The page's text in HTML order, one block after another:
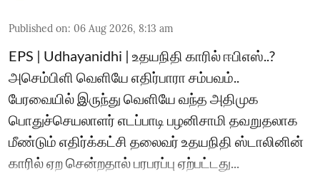
Published on: 06 Aug 2026, 8:13 am
EPS | Udhayanidhi | உதயநிதி காரில் ஈபிஎஸ்..?
அசெம்பிளி வெளியே எதிர்பாரா சம்பவம்..
பேரவையில் இருந்து வெளியே வந்த அதிமுக
பொதுச்செயலாளர் எடப்பாடி பழனிசாமி தவறுதலாக
மீண்டும் எதிர்க்கட்சி தலைவர் உதயநிதி ஸ்டாலினின்
காரில் ஏற சென்றதால் பரபரப்பு ஏற்பட்டது...